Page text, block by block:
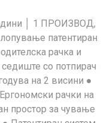
│ 1 ПРОИЗВОД,
патентиран
рачка и
со потпирач
на 2 висини ●
рачки на
простор за чување